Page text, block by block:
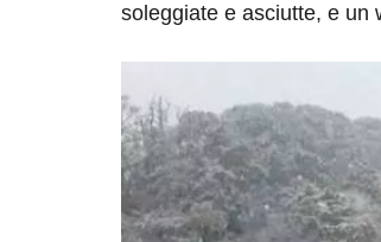
soleggiate e asciutte, e un